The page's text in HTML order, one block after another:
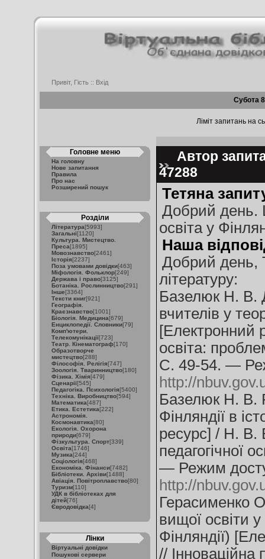
Привіт, Гість :: Вхід
Субота
Ліміт запитань на
Головне меню
На головну
Нове запитання
Правила
Про нас
Розширений пошук
Розділи
Література[5993]
Загальні[1120]
Культура. Мистецтво.
Преса[1895]
Мовознавство[2461]
Історія[2237]
Поза умовами довідки[463]
Міфологія. Фольклор[249]
Держава і право[3125]
Ботаніка. Рослинництво[291]
Інше[3364]
Тексти книг[921]
Географія.
Краєзнавство[1001]
Біологія. Медицина[679]
Енциклопедії. Словники[79]
Комп'ютери.
Телекомунікації[723]
Театр. Кінематограф[170]
Образотворче
мистецтво[288]
Філософія. Релігія[747]
Зоологія. Тваринництво[180]
Фізика. Хімія[479]
Сценарії[545]
Педагогіка. Психологія[5400]
Техніка. Виробництво[594]
Математика[487]
Етика. Естетика[222]
Астрономія.
Космонавтика[80]
Екологія. Охорона
природи[679]
Фізкультура. Спорт[339]
Освіта[1746]
Музика[244]
Соціологія[468]
Економіка. Фінанси[7482]
Бібліотеки. Архіви[1488]
Авіація. Повітроплавство[80]
Туризм[110]
УДК в бібліотеках для
дітей[76]
Євродовідка[4]
Лінки
Віртуальні довідки
Пошукові сервери
Автор
47288
Тетяна
Добрий день.
освіта у
Наша
Добрий день,
літературу:
Базелюк Н. В.
вчителів у
[Електронний
освіта:
С. 49-54. —
http://
Базелюк Н. В.
Фінляндії в
ресурс] / Н. В.
— Режим
http://
Герасименко
вищої освіти
Фінляндії)
//